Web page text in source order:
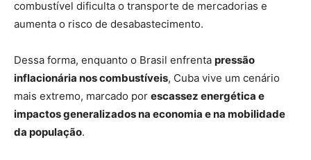
combustível dificulta o transporte de mercadorias e
aumenta o risco de desabastecimento.
Dessa forma, enquanto o Brasil enfrenta pressão
inflacionária nos combustíveis, Cuba vive um cenário
mais extremo, marcado por escassez energética e
impactos generalizados na economia e na mobilidade
da população.